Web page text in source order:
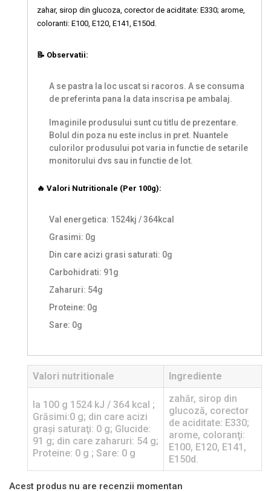
zahar, sirop din glucoza, corector de aciditate: E330; arome,
coloranti: E100, E120, E141, E150d.
📝 Observatii:
A se pastra la loc uscat si racoros. A se consuma
de preferinta pana la data inscrisa pe ambalaj.
Imaginile produsului sunt cu titlu de prezentare.
Bolul din poza nu este inclus in pret. Nuantele
culorilor produsului pot varia in functie de setarile
monitorului dvs sau in functie de lot.
🔥 Valori Nutritionale (Per 100g):
Val energetica: 1524kj / 364kcal
Grasimi: 0g
Din care acizi grasi saturati: 0g
Carbohidrati: 91g
Zaharuri: 54g
Proteine: 0g
Sare: 0g
Valori nutritionale Ingrediente
la 100 g 1524 kJ / 364 kcal ;
Grăsimi:0 g; din care acizi
graşi saturaţi: 0 g; Glucide:
91 g; din care zaharuri: 54 g;
Proteine: 0 g ; Sare: 0 g
zahăr, sirop din
glucoză, corector
de aciditate: E330;
arome, coloranţi:
E100, E120, E141,
E150d.
Acest produs nu are recenzii momentan